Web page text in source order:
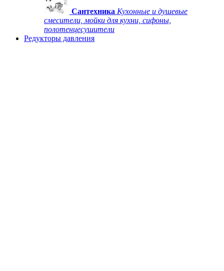
Сантехника Кухонные и душевые
смесители, мойки для кухни, сифоны,
полотенцесушители
Редукторы давления